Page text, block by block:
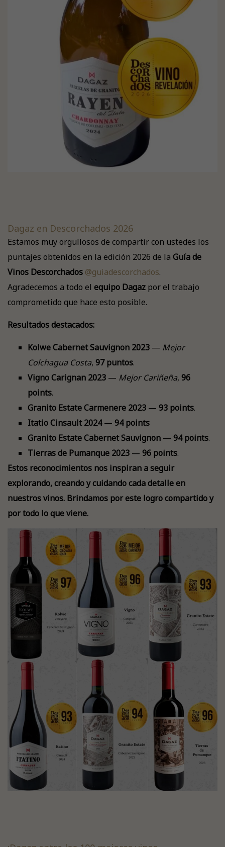
Dagaz en Descorchados 2026
Estamos muy orgullosos de compartir con ustedes los
puntajes obtenidos en la edición 2026 de la Guía de
Vinos Descorchados @guiadescorchados.
Agradecemos a todo el equipo Dagaz por el trabajo
comprometido que hace esto posible.
Resultados destacados:
Kolwe Cabernet Sauvignon 2023 — Mejor
Colchagua Costa, 97 puntos.
Vigno Carignan 2023 — Mejor Cariñeña, 96
points.
Granito Estate Carmenere 2023 — 93 points.
Itatio Cinsault 2024— 94 points
Granito Estate Cabernet Sauvignon — 94 points.
Tierras de Pumanque 2023 — 96 points.
Estos reconocimientos nos inspiran a seguir
explorando, creando y cuidando cada detalle en
nuestros vinos. Brindamos por este logro compartido y
por todo lo que viene.